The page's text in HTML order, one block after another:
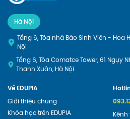
Hà Nội
Tầng 6, Tòa nhà Báo Sinh Viên - Hoa
Nội
Tầng 6, Tòa Comatce Tower, 61 Ngụy
Thanh Xuân, Hà Nội
Về EDUPIA
Giới thiệu chung
Khóa học trên EDUPIA